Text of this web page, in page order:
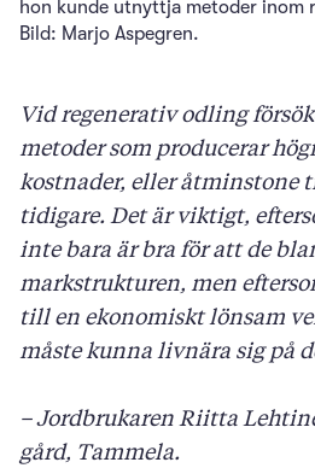
hon kunde utnyttja metoder inom
Bild: Marjo Aspegren.
Vid regenerativ odling
metoder som producerar
kostnader, eller åtminstone
tidigare. Det är viktigt,
inte bara är bra för att de
markstrukturen, men
till en ekonomiskt lönsam
måste kunna livnära sig på
– Jordbrukaren Riitta
gård, Tammela.